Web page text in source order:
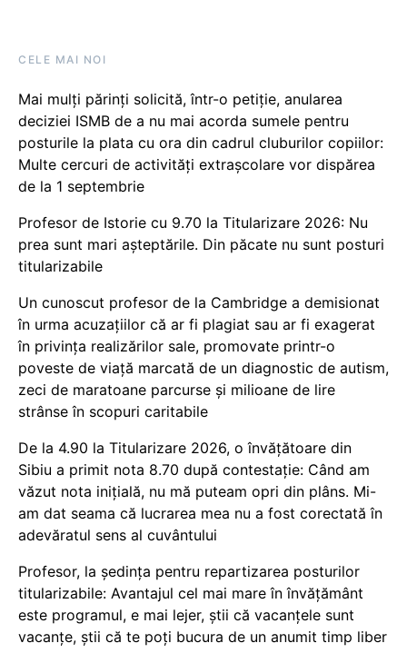
CELE MAI NOI
Mai mulți părinți solicită, într-o petiție, anularea
deciziei ISMB de a nu mai acorda sumele pentru
posturile la plata cu ora din cadrul cluburilor copiilor:
Multe cercuri de activități extrașcolare vor dispărea
de la 1 septembrie
Profesor de Istorie cu 9.70 la Titularizare 2026: Nu
prea sunt mari așteptările. Din păcate nu sunt posturi
titularizabile
Un cunoscut profesor de la Cambridge a demisionat
în urma acuzațiilor că ar fi plagiat sau ar fi exagerat
în privința realizărilor sale, promovate printr-o
poveste de viață marcată de un diagnostic de autism,
zeci de maratoane parcurse și milioane de lire
strânse în scopuri caritabile
De la 4.90 la Titularizare 2026, o învățătoare din
Sibiu a primit nota 8.70 după contestație: Când am
văzut nota inițială, nu mă puteam opri din plâns. Mi-
am dat seama că lucrarea mea nu a fost corectată în
adevăratul sens al cuvântului
Profesor, la ședința pentru repartizarea posturilor
titularizabile: Avantajul cel mai mare în învățământ
este programul, e mai lejer, știi că vacanțele sunt
vacanţe, știi că te poți bucura de un anumit timp liber